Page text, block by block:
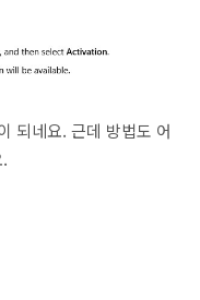
되네요. 근데 방법도 어